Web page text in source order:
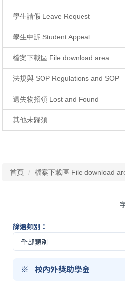
學生請假 Leave Request
學生申訴 Student Appeal
檔案下載區 File download area
法規與 SOP Regulations and SOP
遺失物招領 Lost and Found
其他未歸類
:::
首頁 檔案下載區 File download
篩選類別：
校內外獎助學金